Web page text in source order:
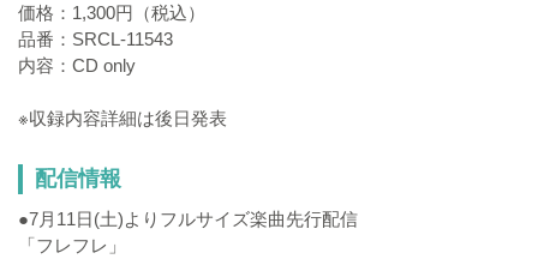
価格：1,300円（税込）
品番：SRCL-11543
内容：CD only
※収録内容詳細は後日発表
配信情報
●7月11日(土)よりフルサイズ楽曲先行配信
「フレフレ」